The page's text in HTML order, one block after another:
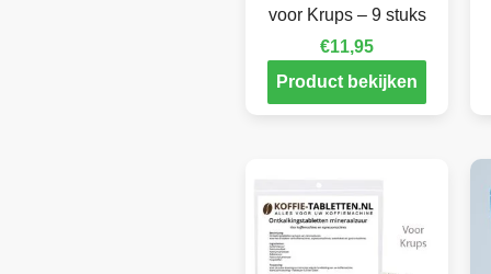
voor Krups – 9 stuks
€11,95
Product bekijken